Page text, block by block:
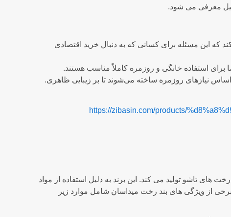
معرفی می شود.
که این مسئله برای کسانی که به دنبال خرید اقتصادی
برای استفاده خانگی و روزمره کاملاً مناسب هستند.
نیازهای روزمره ساخته می‌شوند تا بر زیبایی ظاهری.
https://zibasin.com/products/
تاشو تولید می کند. این برند به دلیل استفاده از مواد
برخی از ویژگی های بند رخت میداسان شامل موارد زیر